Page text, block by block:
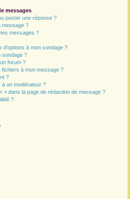
messages
poster une réponse ?
message ?
messages ?
d’options à mon sondage ?
sondage ?
forum ?
fichiers à mon message ?
?
un modérateur ?
» dans la page de rédaction de message ?
?